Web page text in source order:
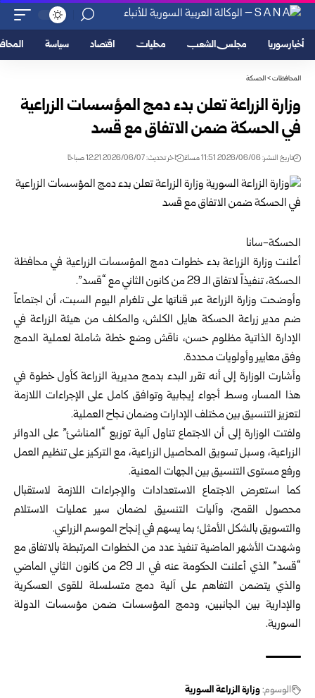
أخبار سوريا مجلس الشعب محليات اقتصاد سياسة
المحافظات>الحسكة
وزارة الزراعة تعلن بدء دمج المؤسسات الزراعية
في الحسكة ضمن الاتفاق مع ‏قسد
تاريخ النشر: 2026/06/06 11:51 مساءً اخر تحديث: 2026/06/07 12:21 صباحًا
الحسكة-سانا‏
أعلنت وزارة الزراعةبدء خطوات دمج المؤسسات الزراعية في محافظة
الحسكة، ‏تنفيذاً لاتفاق الـ 29 من كانون الثاني مع “قسد”.‏
وأوضحت وزارة الزراعة عبر قناتها على تلغرام اليوم السبت،‏ أن اجتماعاً
ضم ‏مدير زراعة الحسكة هايل الكلش، والمكلف من هيئة الزراعة في
الإدارة الذاتية ‏مظلوم حسن، ناقش وضع خطة شاملة لعملية الدمج
وفق معايير وأولويات محددة.‏
وأشارت الوزارة إلى أنه تقرر البدء بدمج مديرية الزراعة كأول خطوة في
هذا المسار، ‏وسط أجواء إيجابية وتوافق كامل على الإجراءات اللازمة
لتعزيز التنسيق بين ‏مختلف الإدارات وضمان نجاح العملية.‏
ولفتت الوزارة إلى أن الاجتماع تناول آلية توزيع “المناشئ” على الدوائر
الزراعية، ‏وسبل تسويق المحاصيل الزراعية، مع التركيز على تنظيم العمل
ورفع مستوى ‏التنسيق بين الجهات المعنية.‏
كما استعرض الاجتماع الاستعدادات والإجراءات اللازمة لاستقبال
محصول القمح، ‏وآليات التنسيق لضمان سير عمليات الاستلام
والتسويق بالشكل الأمثل؛ بما يسهم ‏في إنجاح الموسم الزراعي.‏
وشهدت الأشهر الماضية تنفيذ عدد من الخطوات المرتبطة بالاتفاق مع
“قسد” الذي ‏أعلنت الحكومة عنه في الـ 29 من كانون الثاني الماضي
والذي يتضمن التفاهم ‏على آلية دمج متسلسلة للقوى العسكرية
والإدارية بين الجانبين، ودمج المؤسسات ‏ضمن مؤسسات الدولة
السورية.‏
الوسوم:وزارة الزراعة السورية